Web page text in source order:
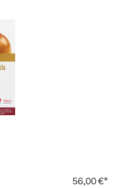
56,00 €*